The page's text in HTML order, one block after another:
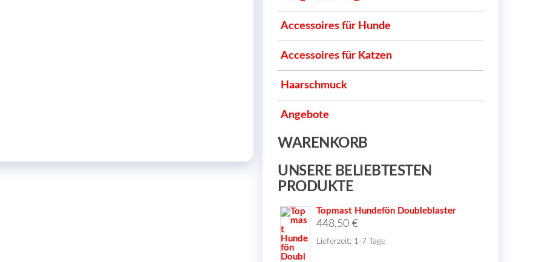
Accessoires für Hunde
Accessoires für Katzen
Haarschmuck
Angebote
WARENKORB
UNSERE BELIEBTESTEN
PRODUKTE
Topmast Hundefön Doubleblaster
448,50 €
Lieferzeit: 1-7 Tage